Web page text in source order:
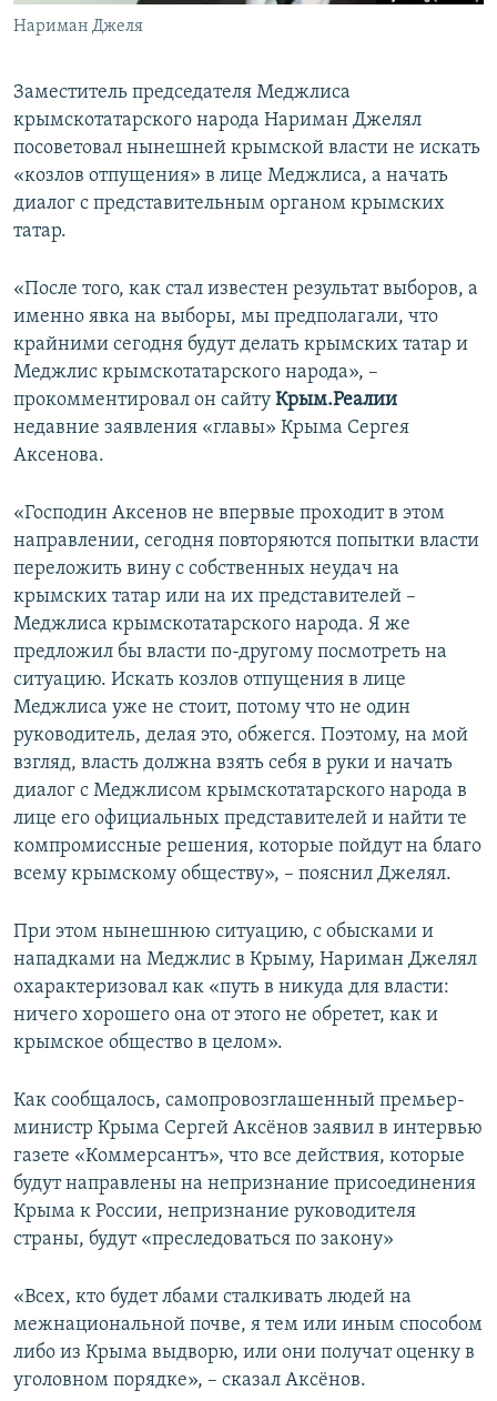
УКРАИНСКАЯ ПРОБЛЕМА КРЫМА
Нариман Джеля
Заместитель председателя Меджлиса
крымскотатарского народа Нариман Джелял
посоветовал нынешней крымской власти не искать
«козлов отпущения» в лице Меджлиса, а начать
диалог с представительным органом крымских
татар.
«После того, как стал известен результат выборов, а
именно явка на выборы, мы предполагали, что
крайними сегодня будут делать крымских татар и
Меджлис крымскотатарского народа», –
прокомментировал он сайту Крым.Реалии
недавние заявления «главы» Крыма Сергея
Аксенова.
«Господин Аксенов не впервые проходит в этом
направлении, сегодня повторяются попытки власти
переложить вину с собственных неудач на
крымских татар или на их представителей –
Меджлиса крымскотатарского народа. Я же
предложил бы власти по-другому посмотреть на
ситуацию. Искать козлов отпущения в лице
Меджлиса уже не стоит, потому что не один
руководитель, делая это, обжегся. Поэтому, на мой
взгляд, власть должна взять себя в руки и начать
диалог с Меджлисом крымскотатарского народа в
лице его официальных представителей и найти те
компромиссные решения, которые пойдут на благо
всему крымскому обществу», – пояснил Джелял.
При этом нынешнюю ситуацию, с обысками и
нападками на Меджлис в Крыму, Нариман Джелял
охарактеризовал как «путь в никуда для власти:
ничего хорошего она от этого не обретет, как и
крымское общество в целом».
Как сообщалось, самопровозглашенный премьер-
министр Крыма Сергей Аксёнов заявил в интервью
газете «Коммерсантъ», что все действия, которые
будут направлены на непризнание присоединения
Крыма к России, непризнание руководителя
страны, будут «преследоваться по закону»
«Всех, кто будет лбами сталкивать людей на
межнациональной почве, я тем или иным способом
либо из Крыма выдворю, или они получат оценку в
уголовном порядке», – сказал Аксёнов.